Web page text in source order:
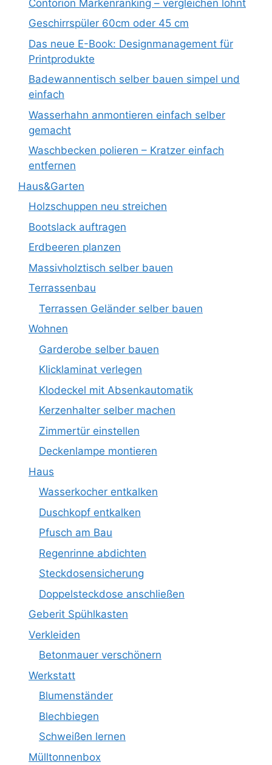
Contorion Markenranking – vergleichen lohnt
Geschirrspüler 60cm oder 45 cm
Das neue E-Book: Designmanagement für
Printprodukte
Badewannentisch selber bauen simpel und
einfach
Wasserhahn anmontieren einfach selber
gemacht
Waschbecken polieren – Kratzer einfach
entfernen
Haus&Garten
Holzschuppen neu streichen
Bootslack auftragen
Erdbeeren planzen
Massivholztisch selber bauen
Terrassenbau
Terrassen Geländer selber bauen
Wohnen
Garderobe selber bauen
Klicklaminat verlegen
Klodeckel mit Absenkautomatik
Kerzenhalter selber machen
Zimmertür einstellen
Deckenlampe montieren
Haus
Wasserkocher entkalken
Duschkopf entkalken
Pfusch am Bau
Regenrinne abdichten
Steckdosensicherung
Doppelsteckdose anschließen
Geberit Spühlkasten
Verkleiden
Betonmauer verschönern
Werkstatt
Blumenständer
Blechbiegen
Schweißen lernen
Mülltonnenbox